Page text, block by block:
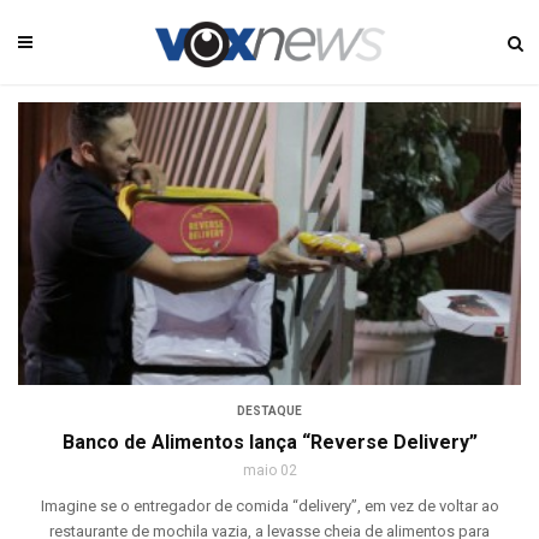
DESTAQUE
Banco de Alimentos lança “Reverse Delivery”
maio 02
Imagine se o entregador de comida “delivery”, em vez de voltar ao
restaurante de mochila vazia, a levasse cheia de alimentos para